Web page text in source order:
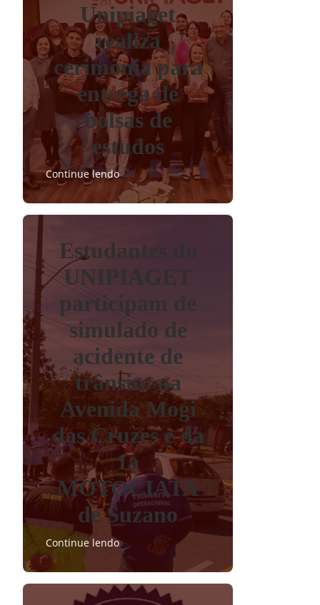
Unipiaget
realiza
cerimônia para
entrega de
bolsas de
estudos
Continue lendo
Estudantes do
UNIPIAGET
participam de
simulado de
acidente de
trânsito na
Avenida Mogi
das Cruzes e da
1a
MOTOCIATA
de Suzano
Continue lendo